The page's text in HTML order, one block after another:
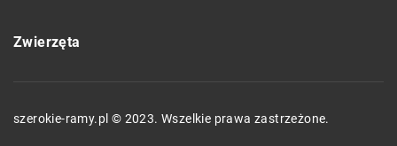
Zwierzęta
szerokie-ramy.pl © 2023. Wszelkie prawa zastrzeżone.